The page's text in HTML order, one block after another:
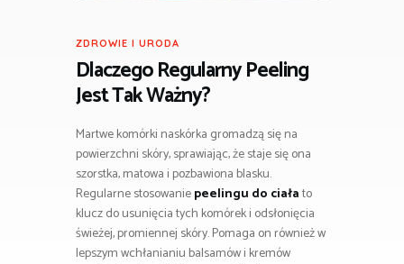
ZDROWIE I URODA
Dlaczego Regularny Peeling
Jest Tak Ważny?
Martwe komórki naskórka gromadzą się na
powierzchni skóry, sprawiając, że staje się ona
szorstka, matowa i pozbawiona blasku.
Regularne stosowaniepeelingu do ciałato
klucz do usunięcia tych komórek i odsłonięcia
świeżej, promiennej skóry. Pomaga on również w
lepszym wchłanianiu balsamów i kremów